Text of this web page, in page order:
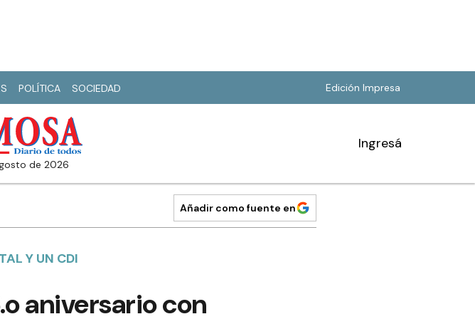
POLÍTICA SOCIEDAD Edición Impresa
de 2026
Ingresá
Añadir como fuente en
Y UN CDI
aniversario con